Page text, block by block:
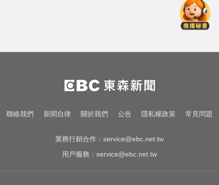
4.4%突破4253美元
兩大外送平台：城鎮韌性演習區域
暫停配送服務
泰女公務員精緻妝容爆紅 怒嗆網
聯絡我們 新聞自律 關於我們 公告 隱私權政策 常見問題
業務行銷合作： service@ebc.net.tw
用戶服務： service@ebc.net.tw